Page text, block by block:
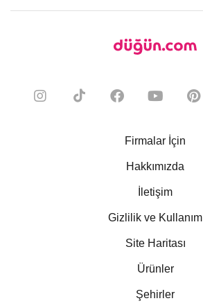
Firmalar İçin
Hakkımızda
İletişim
Gizlilik ve Kullanım
Site Haritası
Ürünler
Şehirler